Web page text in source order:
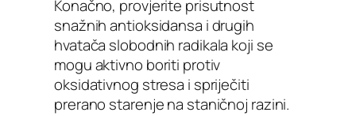
Konačno, provjerite prisutnost
snažnih antioksidansa i drugih
hvatača slobodnih radikala koji se
mogu aktivno boriti protiv
oksidativnog stresa i spriječiti
prerano starenje na staničnoj razini.